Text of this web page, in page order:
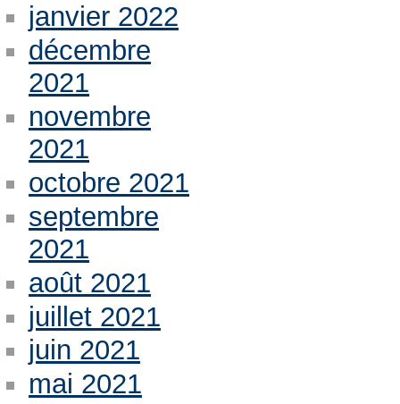
janvier 2022
décembre
2021
novembre
2021
octobre 2021
septembre
2021
août 2021
juillet 2021
juin 2021
mai 2021